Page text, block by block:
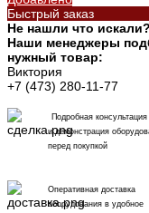
Быстрый заказ
Не нашли что искали?
Наши менеджеры
нужный товар:
Виктория
+7 (473) 280-11-77
Подробная консультация
и демонстрация
перед покупкой
Оперативная доставка
оборудования в удобное